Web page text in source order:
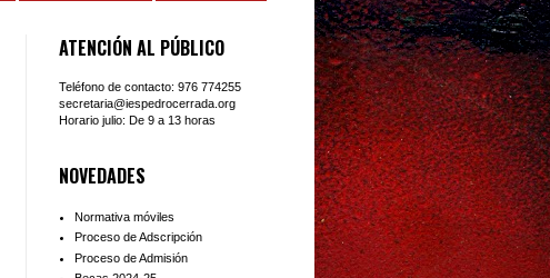
ATENCIÓN AL PÚBLICO
Teléfono de contacto: 976 774255
secretaria@iespedrocerrada.org
Horario julio: De 9 a 13 horas
NOVEDADES
Normativa móviles
Proceso de Adscripción
Proceso de Admisión